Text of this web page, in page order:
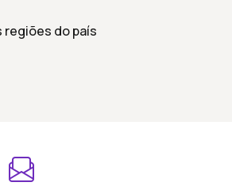
regiões do país